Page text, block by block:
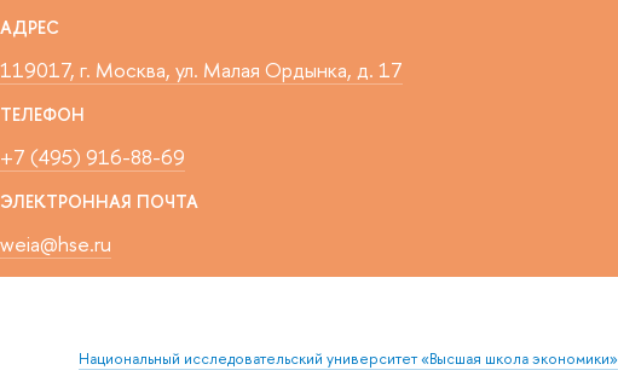
АДРЕС
119017, г. Москва, ул. Малая Ордынка, д. 17
ТЕЛЕФОН
+7 (495) 916-88-69
ЭЛЕКТРОННАЯ ПОЧТА
weia@hse.ru
Национальный исследовательский университет «Высшая школа экономики»